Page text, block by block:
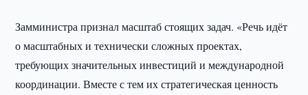
Замминистра признал масштаб стоящих задач. «Речь идёт
о масштабных и технически сложных проектах,
требующих значительных инвестиций и международной
координации. Вместе с тем их стратегическая ценность